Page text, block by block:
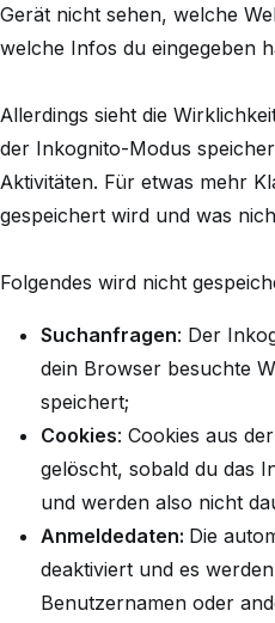
Gerät nicht sehen, welche
welche Infos du eingegeben
Allerdings sieht die
der Inkognito-Modus
Aktivitäten. Für etwas mehr
gespeichert wird und was
Folgendes wird nicht
Suchanfragen: Der
dein Browser besuchte
speichert;
Cookies: Cookies aus
gelöscht, sobald du das
und werden also nicht
Anmeldedaten: Die
deaktiviert und es
Benutzernamen oder